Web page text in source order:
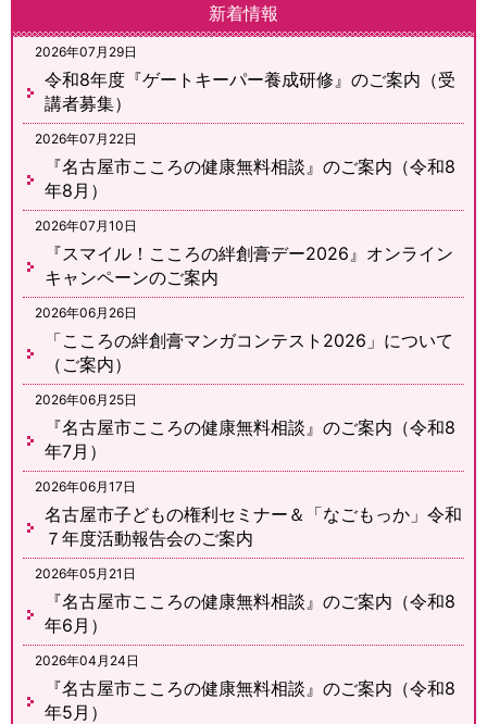
新着情報
2026年07月29日
令和8年度『ゲートキーパー養成研修』のご案内（受
講者募集）
2026年07月22日
『名古屋市こころの健康無料相談』のご案内（令和8
年8月）
2026年07月10日
『スマイル！こころの絆創膏デー2026』オンライン
キャンペーンのご案内
2026年06月26日
「こころの絆創膏マンガコンテスト2026」について
（ご案内）
2026年06月25日
『名古屋市こころの健康無料相談』のご案内（令和8
年7月）
2026年06月17日
名古屋市子どもの権利セミナー＆「なごもっか」令和
７年度活動報告会のご案内
2026年05月21日
『名古屋市こころの健康無料相談』のご案内（令和8
年6月）
2026年04月24日
『名古屋市こころの健康無料相談』のご案内（令和8
年5月）